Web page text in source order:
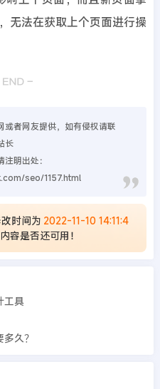
法在获取上个页面进行操
或者网友提供，如有侵权请联
长
明出处：
seo/1157.html
时间为 2022-11-10 14:11:4
容是否还可用！
工具
久？